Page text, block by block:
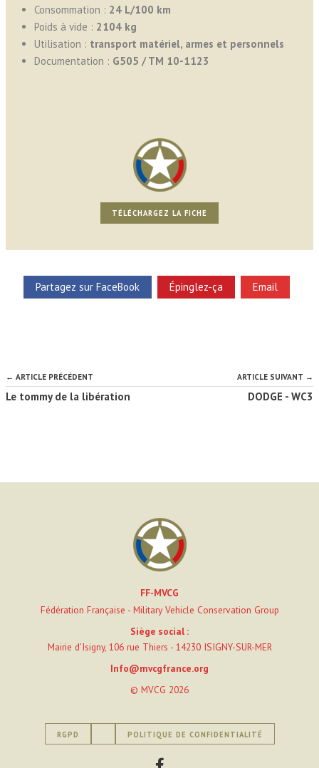
Consommation : 24 L/100 km
Poids à vide : 2104 kg
Utilisation : transport matériel, armes et personnels
Documentation : G505 / TM 10-1123
TÉLÉCHARGEZ LA FICHE
Partagez sur FaceBook Épinglez-ça Email
← ARTICLE PRÉCÉDENT
Le tommy de la libération
ARTICLE SUIVANT →
DODGE - WC3
FF-MVCG
Fédération Française - Military Vehicle Conservation Group
Siège social :
Mairie d’Isigny, 106 rue Thiers - 14230 ISIGNY-SUR-MER
Info@mvcgfrance.org
© MVCG 2026
RGPD POLITIQUE DE CONFIDENTIALITÉ